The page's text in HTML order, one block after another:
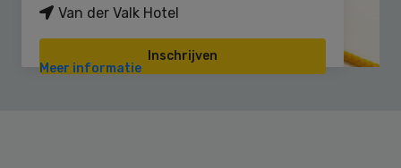
Van der Valk Hotel
Inschrijven
Meer informatie